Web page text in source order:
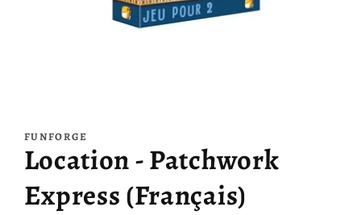
1
dans
une
fenêtre
modale
FUNFORGE
Location - Patchwork
Express (Français)